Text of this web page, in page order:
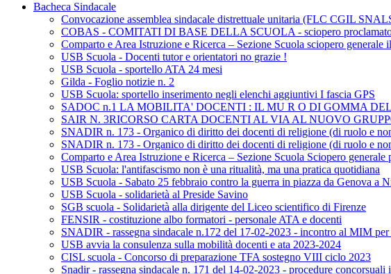
Bacheca Sindacale
Convocazione assemblea sindacale distrettuale unitaria (FLC CGIL
COBAS - COMITATI DI BASE DELLA SCUOLA - sciopero proclamato
Comparto e Area Istruzione e Ricerca – Sezione Scuola sciopero generale
USB Scuola - Docenti tutor e orientatori no grazie !
USB Scuola - sportello ATA 24 mesi
Gilda - Foglio notizie n. 2
USB Scuola: sportello inserimento negli elenchi aggiuntivi I fascia GPS
SADOC n.1 LA MOBILITA' DOCENTI : IL MU R O DI GOMMA
SAIR N. 3RICORSO CARTA DOCENTI AL VIA AL NUOVO
SNADIR n. 173 - Organico di diritto dei docenti di religione (di ruolo e
SNADIR n. 173 - Organico di diritto dei docenti di religione (di ruolo e
Comparto e Area Istruzione e Ricerca – Sezione Scuola Sciopero generale
USB Scuola: l'antifascismo non è una ritualità, ma una pratica quotidiana
USB Scuola - Sabato 25 febbraio contro la guerra in piazza da Genova a
USB Scuola - solidarietà al Preside Savino
SGB scuola - Solidarietà alla dirigente del Liceo scientifico di Firenze
FENSIR - costituzione albo formatori - personale ATA e docenti
SNADIR - rassegna sindacale n.172 del 17-02-2023 - incontro al MIM
USB avvia la consulenza sulla mobilità docenti e ata 2023-2024
CISL scuola - Concorso di preparazione TFA sostegno VIII ciclo 2023
Snadir - rassegna sindacale n. 171 del 14-02-2023 - procedure